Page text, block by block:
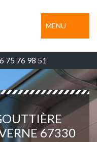
MENU
75 76 98 51
67330